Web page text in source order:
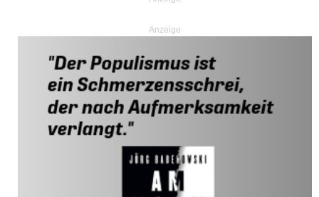
Anzeige